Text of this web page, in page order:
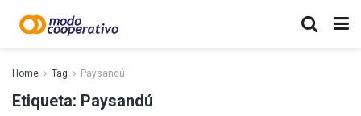
Home Tag Paysandú
Etiqueta: Paysandú